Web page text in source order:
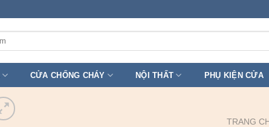
CỬA CHỐNG CHÁY NỘI THẤT PHỤ KIỆN CỬA
TRANG